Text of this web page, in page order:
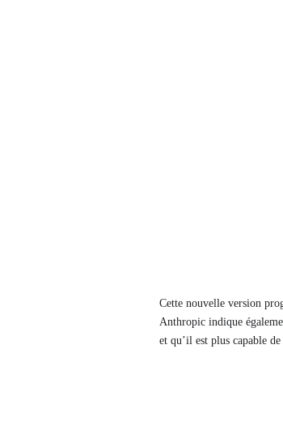
Cette nouvelle version
Anthropic indique
et qu’il est plus capable